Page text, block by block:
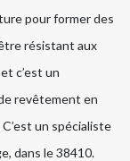
pour former des
résistant aux
c’est un
revêtement en
un spécialiste
dans le 38410.